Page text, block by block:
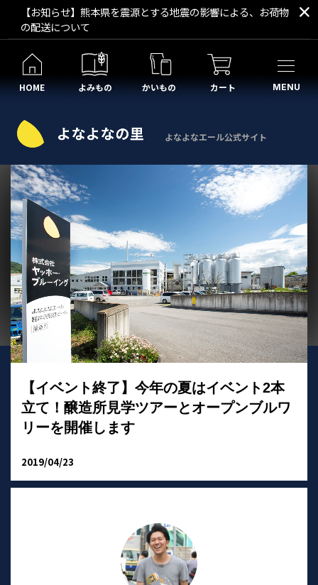
【お知らせ】熊本県を震源とする地震の影響による、お荷物
の配送について
HOME よみもの かいもの カート MENU
よなよなエール公式サイト
【イベント終了】今年の夏はイベント2本
立て！醸造所見学ツアーとオープンブルワ
リーを開催します
2019/04/23